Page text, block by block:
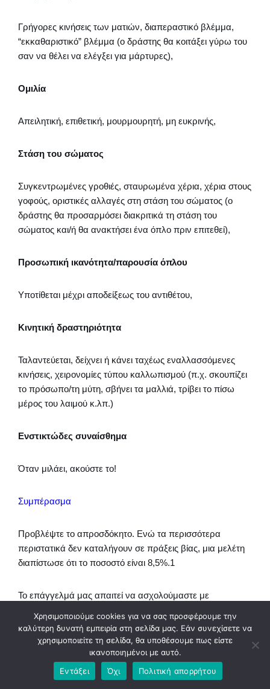
Γρήγορες κινήσεις των ματιών, διαπεραστικό βλέμμα,
“εκκαθαριστικό” βλέμμα (ο δράστης θα κοιτάξει γύρω του
σαν να θέλει να ελέγξει για μάρτυρες),
Ομιλία
Απειλητική, επιθετική, μουρμουρητή, μη ευκρινής,
Στάση του σώματος
Συγκεντρωμένες γροθιές, σταυρωμένα χέρια, χέρια στους
γοφούς, οριστικές αλλαγές στη στάση του σώματος (ο
δράστης θα προσαρμόσει διακριτικά τη στάση του
σώματος και/ή θα ανακτήσει ένα όπλο πριν επιτεθεί),
Προσωπική ικανότητα/παρουσία όπλου
Υποτίθεται μέχρι αποδείξεως του αντιθέτου,
Κινητική δραστηριότητα
Ταλαντεύεται, δείχνει ή κάνει ταχέως εναλλασσόμενες
κινήσεις, χειρονομίες τύπου καλλωπισμού (π.χ. σκουπίζει
το πρόσωπο/τη μύτη, σβήνει τα μαλλιά, τρίβει το πίσω
μέρος του λαιμού κ.λπ.)
Ενστικτώδες συναίσθημα
Όταν μιλάει, ακούστε το!
Συμπέρασμα
Προβλέψτε το απροσδόκητο. Ενώ τα περισσότερα
περιστατικά δεν καταλήγουν σε πράξεις βίας, μια μελέτη
διαπίστωσε ότι το ποσοστό είναι 8,5%.1
Το επάγγελμά μας απαιτεί να ασχολούμαστε με
ικανότητές μας να επικοινωνούμε, να ηρεμούμε και να
αποκλιμακώνουμε – είναι αυτές που θα σώσουν
πραγματικά τις ζωές μας.
Χρησιμοποιούμε cookies για να σας προσφέρουμε την
καλύτερη δυνατή εμπειρία στη σελίδα μας. Εάν συνεχίσετε να
χρησιμοποιείτε τη σελίδα, θα υποθέσουμε πως είστε
ικανοποιημένοι με αυτό.
Εντάξει
Όχι Πολιτική απορρήτου